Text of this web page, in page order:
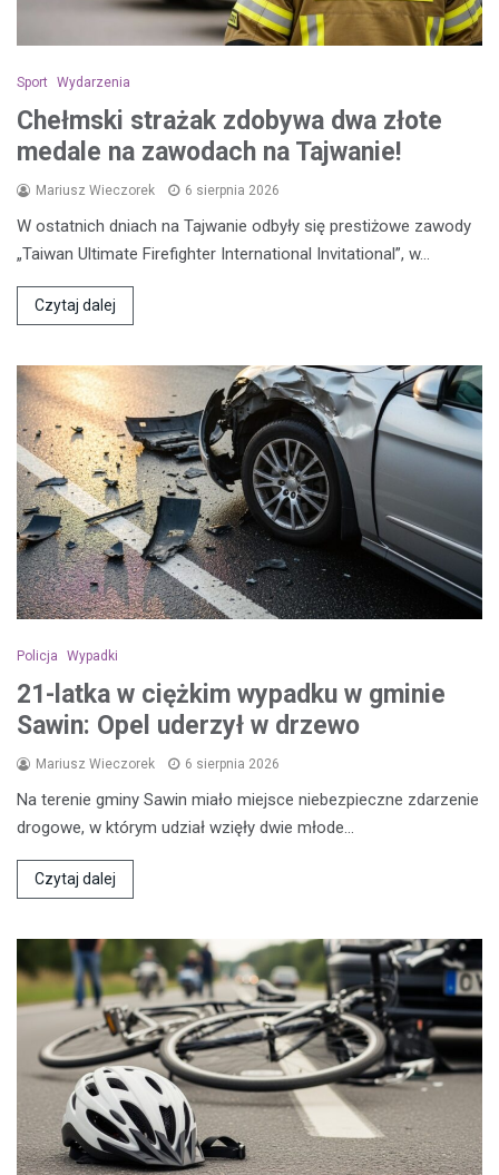
Sport Wydarzenia
Chełmski strażak zdobywa dwa złote
medale na zawodach na Tajwanie!
Mariusz Wieczorek 6 sierpnia 2026
W ostatnich dniach na Tajwanie odbyły się prestiżowe zawody
„Taiwan Ultimate Firefighter International Invitational”, w…
Czytaj dalej
Policja Wypadki
21-latka w ciężkim wypadku w gminie
Sawin: Opel uderzył w drzewo
Mariusz Wieczorek 6 sierpnia 2026
Na terenie gminy Sawin miało miejsce niebezpieczne zdarzenie
drogowe, w którym udział wzięły dwie młode…
Czytaj dalej